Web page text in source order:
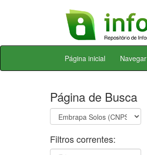
Skip
Página inicial Navegar
Página de Busca
Filtros correntes: